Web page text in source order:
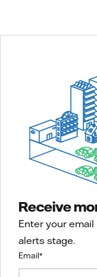
Receive
Enter your
alerts stage.
Email*